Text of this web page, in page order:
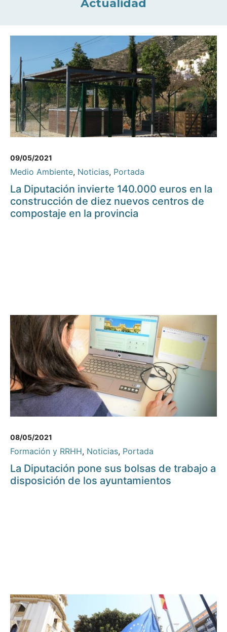
Actualidad
09/05/2021
Medio Ambiente, Noticias, Portada
La Diputación invierte 140.000 euros en la
construcción de diez nuevos centros de
compostaje en la provincia
08/05/2021
Formación y RRHH, Noticias, Portada
La Diputación pone sus bolsas de trabajo a
disposición de los ayuntamientos